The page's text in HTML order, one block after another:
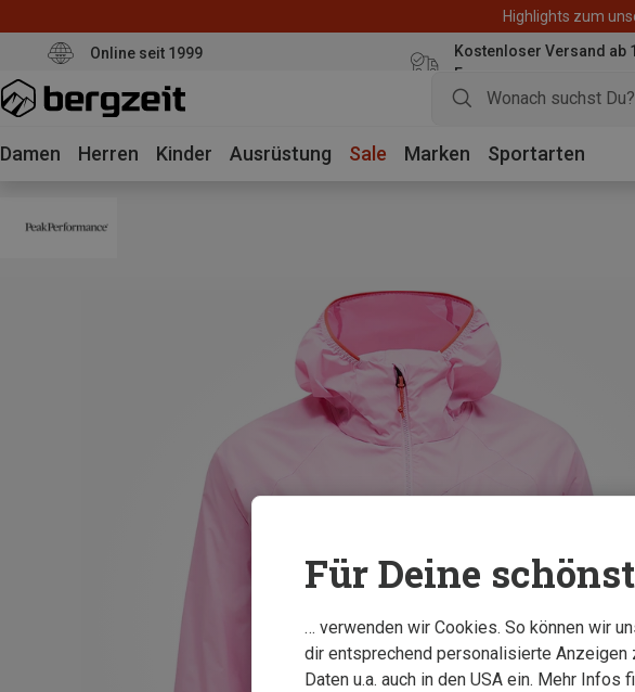
Highlights zum
Online seit 1999
Kostenloser Versand ab
Euro
Damen Herren Kinder Ausrüstung Sale Marken Sportarten
Für Deine
… verwenden wir Cookies. So können wir
dir entsprechend personalisierte
Daten u.a. auch in den USA ein. Mehr Infos